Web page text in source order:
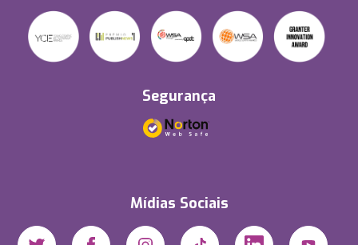
Segurança
Mídias Sociais